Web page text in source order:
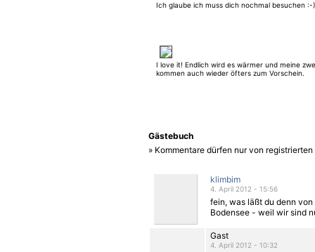
Ich glaube ich muss dich nochmal besuchen :-
I love it! Endlich wird es wärmer und meine
kommen auch wieder öfters zum Vorschein.
Gästebuch
» Kommentare dürfen nur von
klimbim
4. April 2012 - 15:56
fein, was läßt du denn
Bodensee - weil wir sind
Gast
4. April 2012 - 10:32